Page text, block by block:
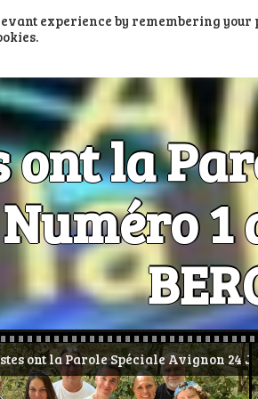
PORTAIL PODCASTS
la
1
Les Artistes ont la Parole,
Avignon 24 Juillet 2026
Les Artistes ont
experience by remembering